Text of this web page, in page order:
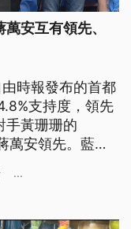
安互有領先、
時報發布的首都
支持度，領先
手黃珊珊的
萬安領先。藍綠
尼莎颱風檢討記
...